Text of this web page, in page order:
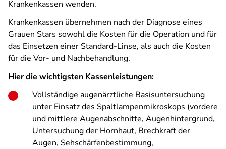
Krankenkassen wenden.
Krankenkassen übernehmen nach der Diagnose eines
Grauen Stars sowohl die Kosten für die Operation und für
das Einsetzen einer Standard-Linse, als auch die Kosten
für die Vor- und Nachbehandlung.
Hier die wichtigsten Kassenleistungen:
Vollständige augenärztliche Basisuntersuchung
unter Einsatz des Spaltlampenmikroskops (vordere
und mittlere Augenabschnitte, Augenhintergrund,
Untersuchung der Hornhaut, Brechkraft der
Augen, Sehschärfenbestimmung,